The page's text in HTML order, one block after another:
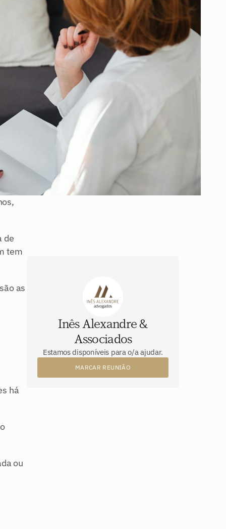
de
tem
as
há
ou
Inês Alexandre &
Associados
Estamos disponíveis para o/a ajudar.
MARCAR REUNIÃO